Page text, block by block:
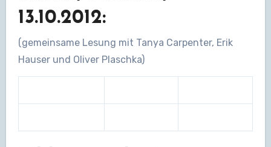
13.10.2012:
(gemeinsame Lesung mit Tanya Carpenter, Erik
Hauser und Oliver Plaschka)